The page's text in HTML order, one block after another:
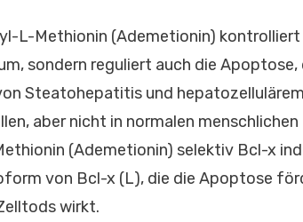
L-Methionin (Ademetionin) kontrolliert
sondern reguliert auch die Apoptose,
Steatohepatitis und
aber nicht in normalen
(Ademetionin) selektiv Bcl-x
von Bcl-x (L), die die Apoptose
wirkt.